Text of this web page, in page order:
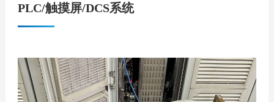
PLC/触摸屏/DCS系统